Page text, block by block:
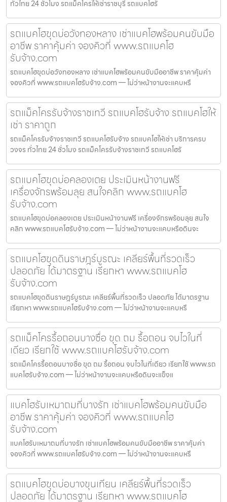
ทั่วไทย 24 ชั่วโมง รถแม็คโครให้เช่าราชบุรี รถแบคโฮรั
รถแบคโฮขุดบ่อวังทองหลาง เช่าแบคโฮพร้อมคนขับมือ
อาชีพ ราคาคุ้มค่า จองคิวที่ www.รถแบคโฮ
รับจ้าง.com
รถแบคโฮขุดบ่อวังทองหลาง เช่าแบคโฮพร้อมคนขับมืออาชีพ ราคาคุ้มค่า
จองคิวที่ www.รถแบคโฮรับจ้าง.com — ไม่ว่าหน้างานจะแคบหรื
รถแม็คโครรับจ้างราชเทวี รถแบคโฮรับจ้าง รถแบคโฮให้
เช่า ราคาถูก
รถแม็คโครรับจ้างราชเทวี รถแบคโฮรับจ้าง รถแบคโฮให้เช่า บริการครบ
วงจร ทั่วไทย 24 ชั่วโมง รถแม็คโครรับจ้างราชเทวี รถแบคโฮรั
รถแบคโฮขุดบ่อคลองเตย ประเมินหน้างานฟรี
เครื่องจักรพร้อมลุย สนใจคลิก www.รถแบคโฮ
รับจ้าง.com
รถแบคโฮขุดบ่อคลองเตย ประเมินหน้างานฟรี เครื่องจักรพร้อมลุย สนใจ
คลิก www.รถแบคโฮรับจ้าง.com — ไม่ว่าหน้างานจะแคบหรือดินจะ
รถแบคโฮขุดดินราษฎร์บูรณะ เคลียร์พื้นที่รวดเร็ว
ปลอดภัย ได้มาตรฐาน เรียกหา www.รถแบคโฮ
รับจ้าง.com
รถแบคโฮขุดดินราษฎร์บูรณะ เคลียร์พื้นที่รวดเร็ว ปลอดภัย ได้มาตรฐาน
เรียกหา www.รถแบคโฮรับจ้าง.com — ไม่ว่าหน้างานจะแคบหรื
รถแม็คโครรื้อถอนบางซื่อ ขุด ถม รื้อถอน จบไวในที่
เดียว เรียกใช้ www.รถแบคโฮรับจ้าง.com
รถแม็คโครรื้อถอนบางซื่อ ขุด ถม รื้อถอน จบไวในที่เดียว เรียกใช้ www.รถ
แบคโฮรับจ้าง.com — ไม่ว่าหน้างานจะแคบหรือดินจะแข็งแ
แบคโฮรับเหมาถมที่บางรัก เช่าแบคโฮพร้อมคนขับมือ
อาชีพ ราคาคุ้มค่า จองคิวที่ www.รถแบคโฮ
รับจ้าง.com
แบคโฮรับเหมาถมที่บางรัก เช่าแบคโฮพร้อมคนขับมืออาชีพ ราคาคุ้มค่า
จองคิวที่ www.รถแบคโฮรับจ้าง.com — ไม่ว่าหน้างานจะแคบหรื
รถแบคโฮขุดบ่อบางขุนเทียน เคลียร์พื้นที่รวดเร็ว
ปลอดภัย ได้มาตรฐาน เรียกหา www.รถแบคโฮ